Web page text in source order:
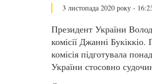
3 листопада 2020 року -
Президент України
комісії Джанні
комісія підготувала
України стосовно